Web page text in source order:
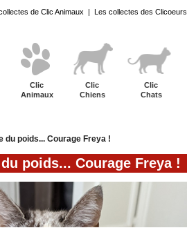
de Clic Animaux | Les collectes des Clicoeurs
Clic
Animaux
Clic
Chiens
Clic
Chats
du poids... Courage Freya !
poids... Courage Freya !